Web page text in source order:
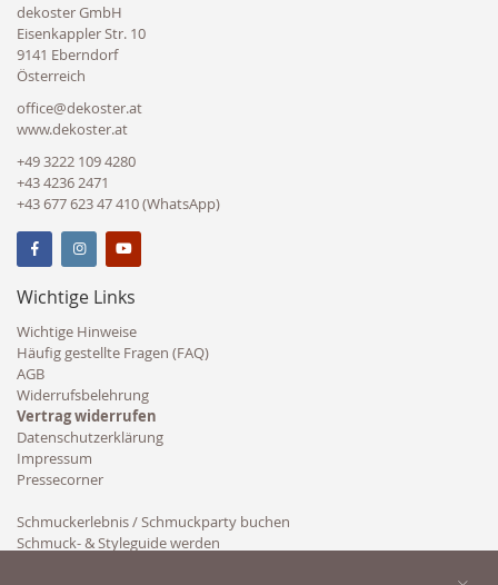
dekoster GmbH
Eisenkappler Str. 10
9141 Eberndorf
Österreich
office@dekoster.at
www.dekoster.at
+49 3222 109 4280
+43 4236 2471
+43 677 623 47 410 (WhatsApp)
Wichtige Links
Wichtige Hinweise
Häufig gestellte Fragen (FAQ)
AGB
Widerrufsbelehrung
Vertrag widerrufen
Datenschutzerklärung
Impressum
Pressecorner
Schmuckerlebnis / Schmuckparty buchen
Schmuck- & Styleguide werden